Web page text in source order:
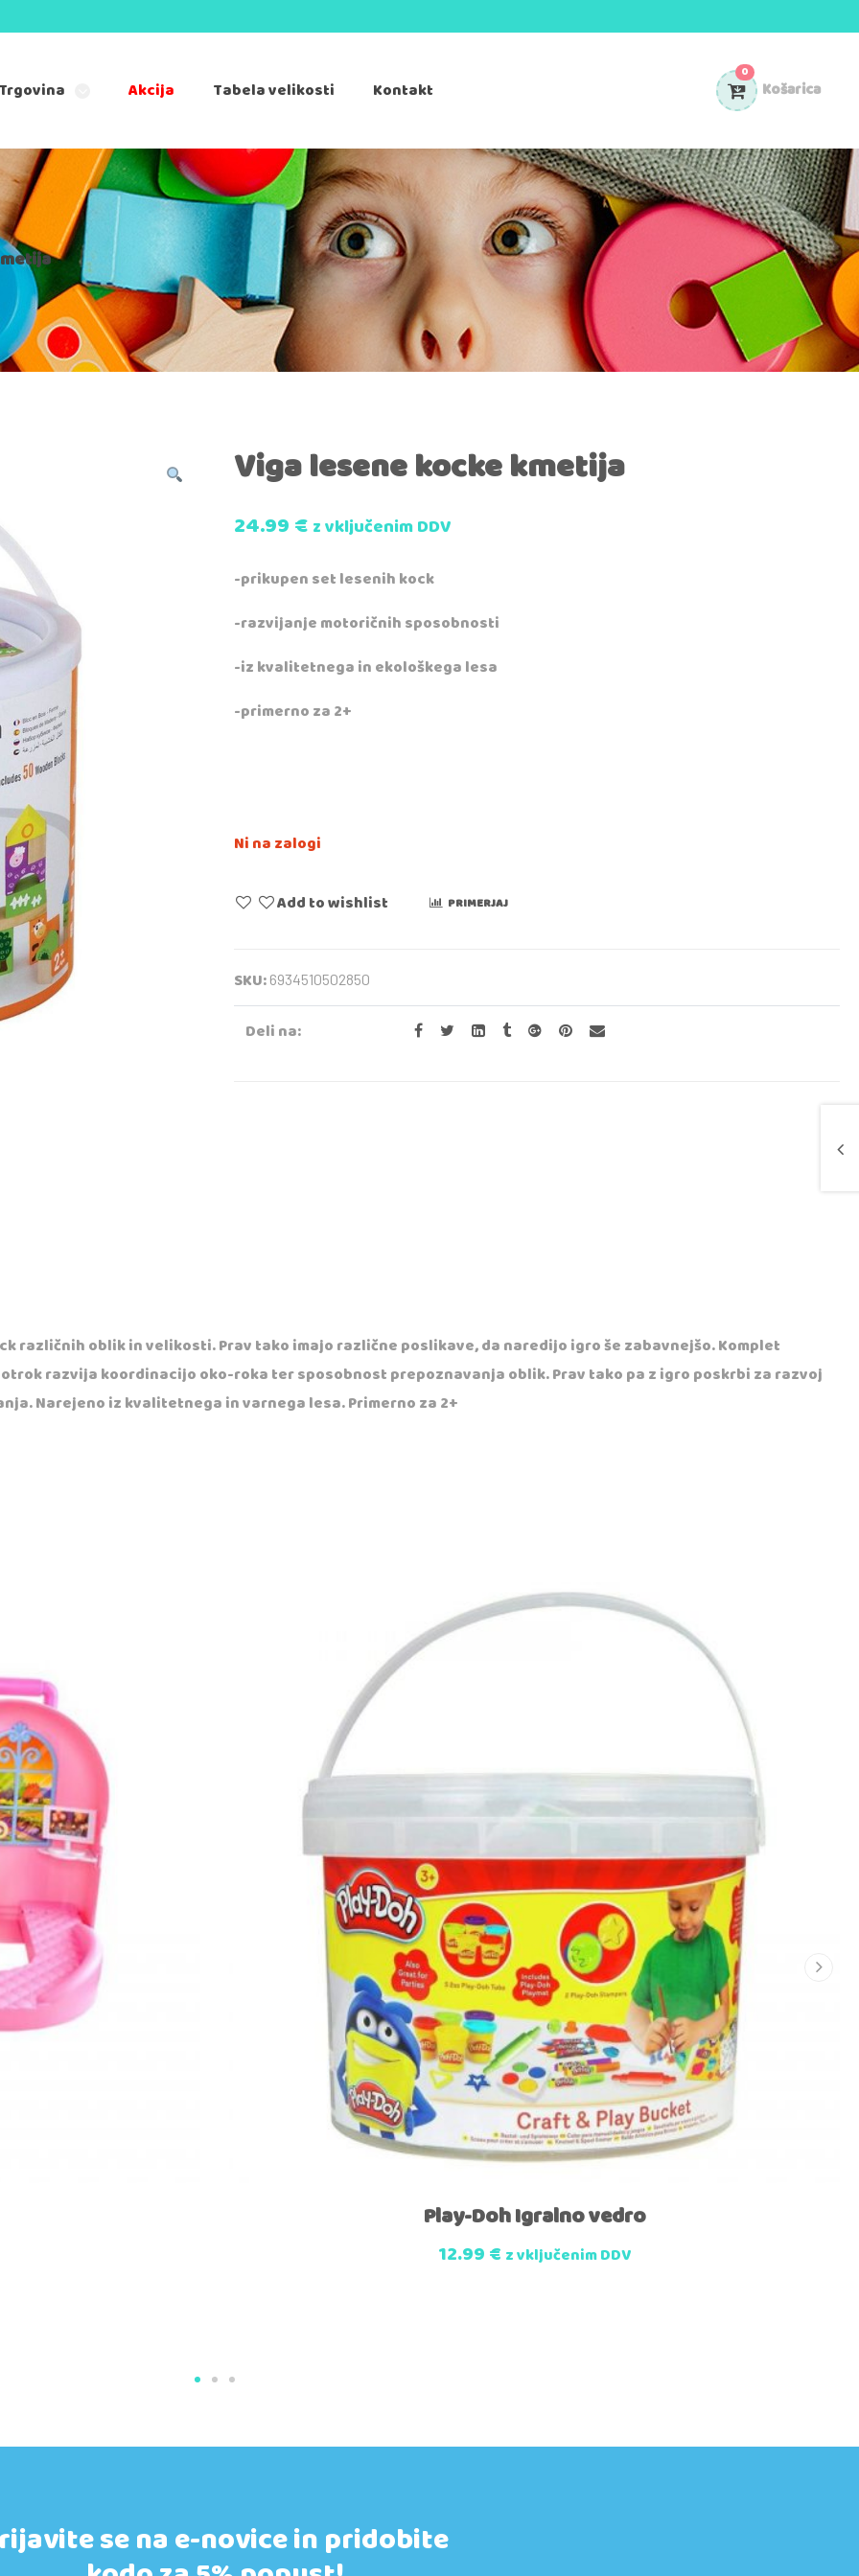
Akcija Tabela velikosti Kontakt Košarica
0
Viga lesene kocke kmetija
24.99€z vključenim DDV
-prikupen set lesenih kock
-razvijanje motoričnih sposobnosti
-iz kvalitetnega in ekološkega lesa
-primerno za 2+
Ni na zalogi
Add to wishlist PRIMERJAJ
SKU: 6934510502850
Deli na:
različnih oblik in velikosti. Prav tako imajo različne poslikave, da naredijo igro še zabavnejšo. Komplet
razvija koordinacijo oko-roka ter sposobnost prepoznavanja oblik. Prav tako pa z igro poskrbi za razvoj
Narejeno iz kvalitetnega in varnega lesa. Primerno za 2+
Play-Doh Igralno vedro
12.99€ z vključenim DDV
se na e-novice in pridobite